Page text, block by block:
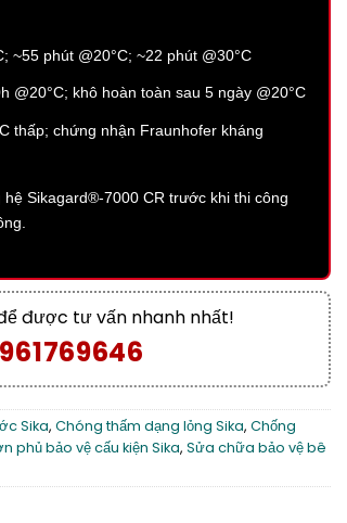
~55 phút @20°C; ~22 phút @30°C
@20°C; khô hoàn toàn sau 5 ngày @20°C
thấp; chứng nhận Fraunhofer kháng
Sikagard®-7000 CR trước khi thi công
được tư vấn nhanh nhất!
Sika, Chóng thấm dạng lỏng Sika, Chống
phủ bảo vệ cấu kiện Sika, Sửa chữa bảo vệ bê